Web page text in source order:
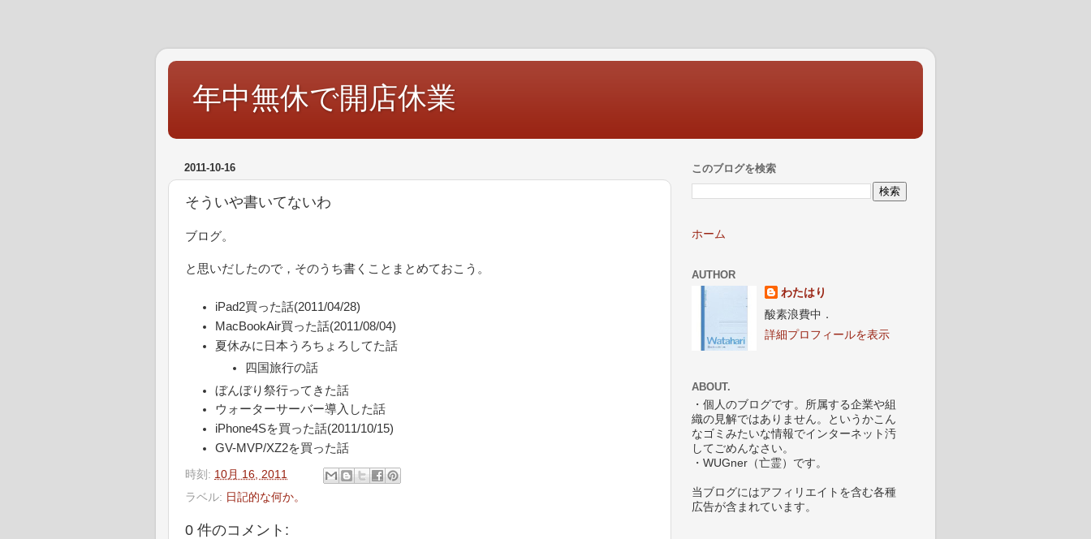
年中無休で開店休業
2011-10-16
そういや書いてないわ
ブログ。
と思いだしたので，そのうち書くことまとめておこう。
iPad2買った話(2011/04/28)
MacBookAir買った話(2011/08/04)
夏休みに日本うろちょろしてた話
四国旅行の話
ぼんぼり祭行ってきた話
ウォーターサーバー導入した話
iPhone4Sを買った話(2011/10/15)
GV-MVP/XZ2を買った話
時刻: 10月 16, 2011
ラベル: 日記的な何か。
0 件のコメント:
このブログを検索
ホーム
AUTHOR
わたはり
酸素浪費中．
詳細プロフィールを表示
ABOUT.
・個人のブログです。所属する企業や組
織の見解ではありません。というかこん
なゴミみたいな情報でインターネット汚
してごめんなさい。
・WUGner（亡霊）です。
当ブログにはアフィリエイトを含む各種
広告が含まれています。